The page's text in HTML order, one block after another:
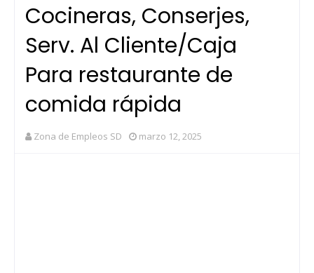
Cocineras, Conserjes,
Serv. Al Cliente/Caja
Para restaurante de
comida rápida
Zona de Empleos SD marzo 12, 2025